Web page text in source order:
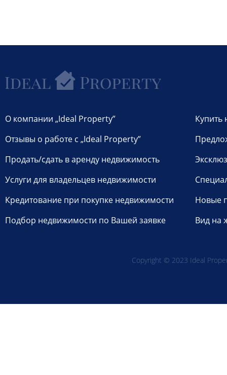
О компании „Ideal Property”
Отзывы о работе с „Ideal Property”
Продать/сдать в аренду недвижимость
Услуги для владельцев недвижимости
Кредитование при покупке недвижимости
Подбор недвижимости по Вашей заявке
Купить
Новые
Вид на
Copyright © 2023 Ideal